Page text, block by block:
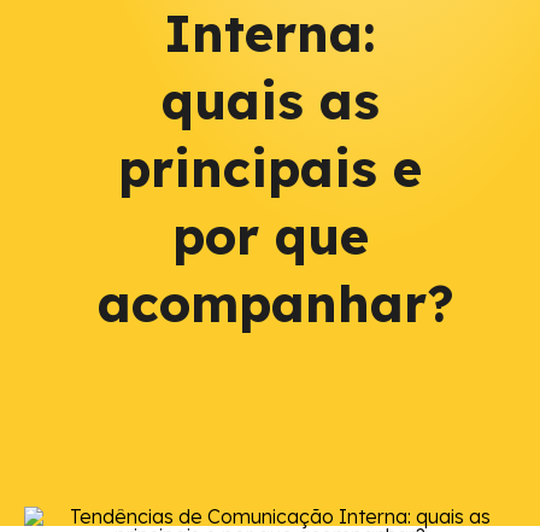
Interna:
quais as
principais e
por que
acompanhar?